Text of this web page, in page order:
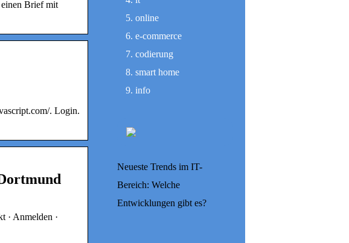
Brief mit
. Login.
· Anmelden ·
online
e-commerce
codierung
smart home
info
Neueste Trends im IT-
Bereich: Welche
Entwicklungen gibt es?